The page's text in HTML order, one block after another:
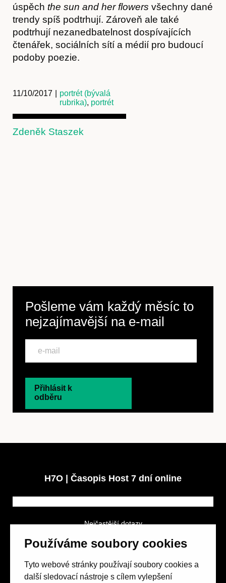
Používáme soubory cookies
Tyto webové stránky používají soubory cookies a
další sledovací nástroje s cílem vylepšení
úspěch the sun and her flowers všechny dané
trendy spíš podtrhují. Zároveň ale také
podtrhují nezanedbatelnost dospívajících
čtenářek, sociálních sítí a médií pro budoucí
podoby poezie.
11/10/2017
portrét (bývalá
rubrika), portrét
Zdeněk Staszek
Pošleme vám každý měsíc to
nejzajímavější na e-mail
Přihlásit k
odběru
H7O | Časopis Host 7 dní online
Nejčastější dotazy
Obchodní podmínky